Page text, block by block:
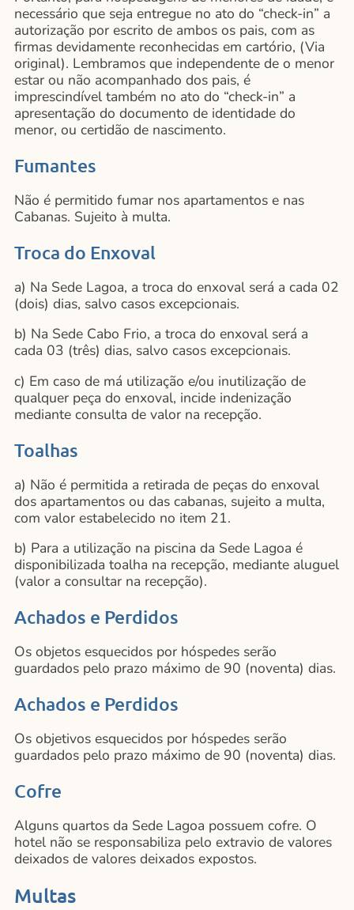
necessário que seja entregue no ato do “check-in” a
autorização por escrito de ambos os pais, com as
firmas devidamente reconhecidas em cartório, (Via
original). Lembramos que independente de o menor
estar ou não acompanhado dos pais, é
imprescindível também no ato do “check-in” a
apresentação do documento de identidade do
menor, ou certidão de nascimento.
Fumantes
Não é permitido fumar nos apartamentos e nas
Cabanas. Sujeito à multa.
Troca do Enxoval
a) Na Sede Lagoa, a troca do enxoval será a cada 02
(dois) dias, salvo casos excepcionais.
b) Na Sede Cabo Frio, a troca do enxoval será a
cada 03 (três) dias, salvo casos excepcionais.
c) Em caso de má utilização e/ou inutilização de
qualquer peça do enxoval, incide indenização
mediante consulta de valor na recepção.
Toalhas
a) Não é permitida a retirada de peças do enxoval
dos apartamentos ou das cabanas, sujeito a multa,
com valor estabelecido no item 21.
b) Para a utilização na piscina da Sede Lagoa é
disponibilizada toalha na recepção, mediante aluguel
(valor a consultar na recepção).
Achados e Perdidos
Os objetos esquecidos por hóspedes serão
guardados pelo prazo máximo de 90 (noventa) dias.
Achados e Perdidos
Os objetivos esquecidos por hóspedes serão
guardados pelo prazo máximo de 90 (noventa) dias.
Cofre
Alguns quartos da Sede Lagoa possuem cofre. O
hotel não se responsabiliza pelo extravio de valores
deixados de valores deixados expostos.
Multas